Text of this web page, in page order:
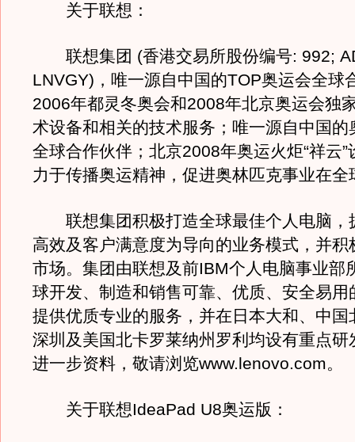
关于联想：
联想集团 (香港交易所股份编号: 992;
LNVGY)，唯一源自中国的TOP奥运会全球
2006年都灵冬奥会和2008年北京奥运会独
术设备和相关的技术服务；唯一源自中国的
全球合作伙伴；北京2008年奥运火炬“祥云”
力于传播奥运精神，促进奥林匹克事业在全
联想集团积极打造全球最佳个人电脑，
高效及客户满意度为导向的业务模式，并积
市场。集团由联想及前IBM个人电脑事业部
球开发、制造和销售可靠、优质、安全易用
提供优质专业的服务，并在日本大和、中国
深圳及美国北卡罗莱纳州罗利均设有重点研
进一步资料，敬请浏览www.lenovo.com。
关于联想IdeaPad U8奥运版：